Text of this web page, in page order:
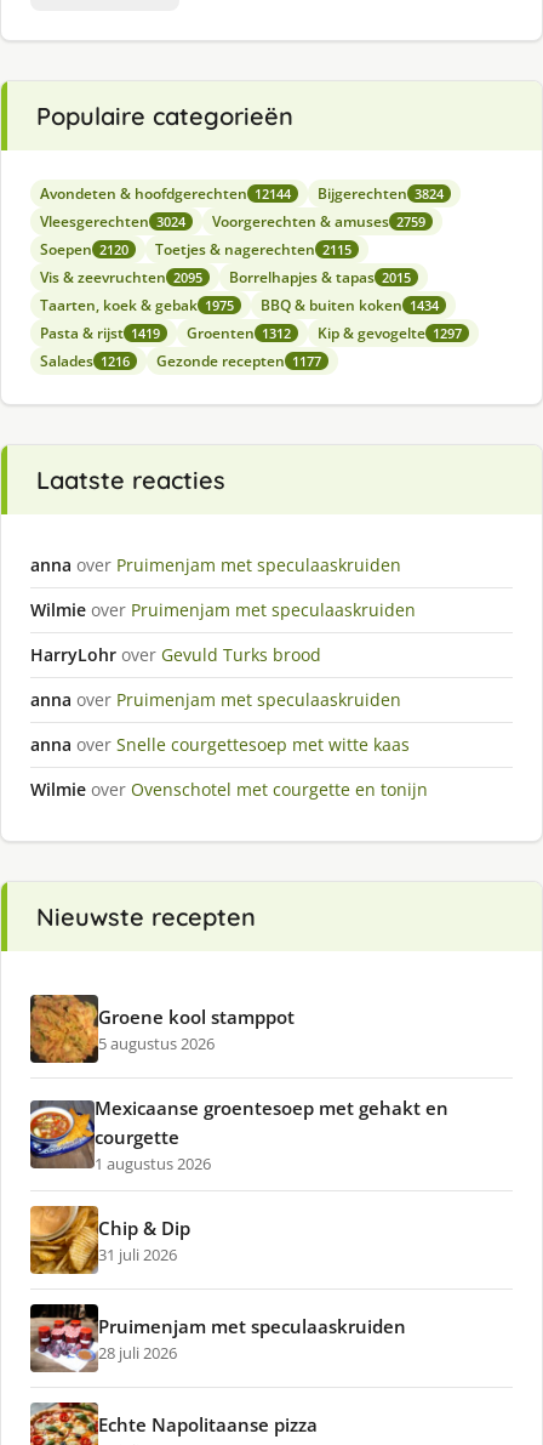
Populaire categorieën
Avondeten & hoofdgerechten 12144 Bijgerechten 3824
Vleesgerechten 3024 Voorgerechten & amuses 2759
Soepen 2120 Toetjes & nagerechten 2115
Vis & zeevruchten 2095 Borrelhapjes & tapas 2015
Taarten, koek & gebak 1975 BBQ & buiten koken 1434
Pasta & rijst 1419 Groenten 1312 Kip & gevogelte 1297
Salades 1216 Gezonde recepten 1177
Laatste reacties
anna over Pruimenjam met speculaaskruiden
Wilmie over Pruimenjam met speculaaskruiden
HarryLohr over Gevuld Turks brood
anna over Pruimenjam met speculaaskruiden
anna over Snelle courgettesoep met witte kaas
Wilmie over Ovenschotel met courgette en tonijn
Nieuwste recepten
Groene kool stamppot
5 augustus 2026
Mexicaanse groentesoep met gehakt en
courgette
1 augustus 2026
Chip & Dip
31 juli 2026
Pruimenjam met speculaaskruiden
28 juli 2026
Echte Napolitaanse pizza